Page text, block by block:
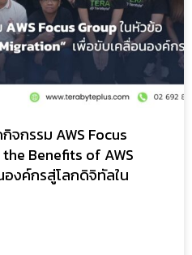
จกรรม AWS Focus
Benefits of AWS
องค์กรสู่โลกดิจิทัลใน